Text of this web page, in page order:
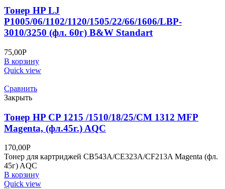
Тонер HP LJ
P1005/06/1102/1120/1505/22/66/1606/LBP-
3010/3250 (фл. 60г) B&W Standart
75,00Р
В корзину
Quick view
Сравнить
Закрыть
Тонер HP CP 1215 /1510/18/25/CM 1312 MFP
Magenta, (фл.45г.) AQC
170,00Р
Тонер для картриджей CB543A/CE323A/CF213A Magenta (фл.
45г) AQC
В корзину
Quick view